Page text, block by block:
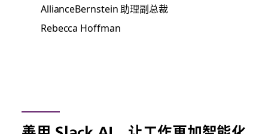
AllianceBernstein 助理副总裁
Rebecca Hoffman